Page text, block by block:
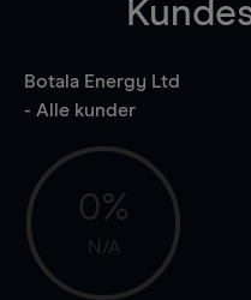
Botala Energy Ltd
- Alle kunder
0%
N/A